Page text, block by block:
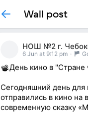
Wall post
НОШ №2 г.
6 Jun at 9:12 pm ·
День кино в "Стране
Сегодняшний день
отправились в кино
современную сказку